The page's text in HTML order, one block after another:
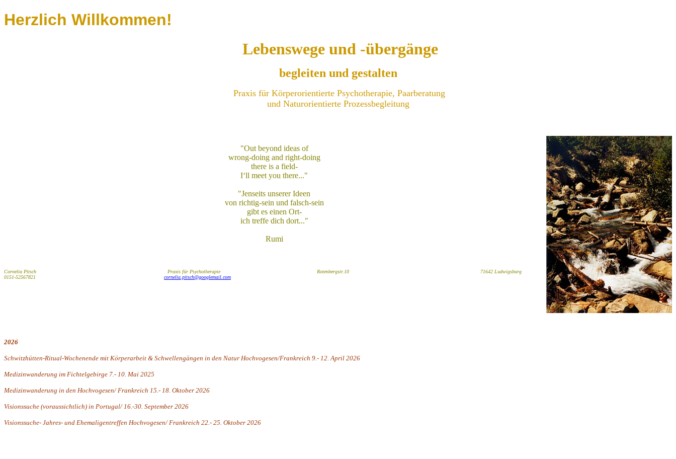
Herzlich Willkommen!
Lebenswege und -übergänge
begleiten und gestalten
Praxis für Körperorientierte Psychotherapie, Paarberatung
und Naturorientierte Prozessbegleitung
"Out beyond ideas of
wrong-doing and right-doing
there is a field-
I‘ll meet you there..."
"Jenseits unserer Ideen
von richtig-sein und falsch-sein
gibt es einen Ort-
ich treffe dich dort..."
Rumi
Cornelia Pitsch Praxis für Psychotherapie
Rotenbergstr.10 71642 Ludwigsburg
0151-52567821 cornelia.pitsch@googlemail.com
2026
Schwitzhütten-Ritual-Wochenende mit Körperarbeit & Schwellengängen in den Natur Hochvogesen/Frankreich 9.- 12. April 2026
Medizinwanderung im Fichtelgebirge 7.- 10. Mai 2025
Medizinwanderung in den Hochvogesen/ Frankreich 15.- 18. Oktober 2026
Visionssuche (voraussichtlich) in Portugal/ 16.-30. September 2026
Visionssuche- Jahres- und Ehemaligentreffen Hochvogesen/ Frankreich 22.- 25. Oktober 2026